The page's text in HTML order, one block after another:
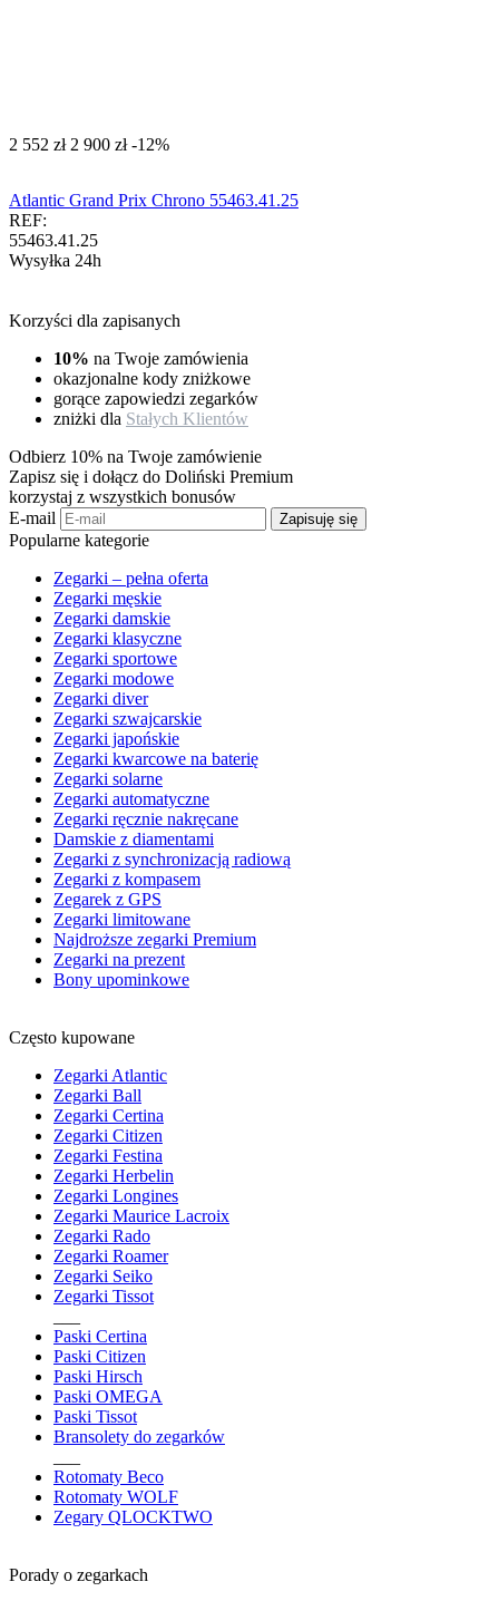
‍2 552‍ zł ‍2 900‍ zł -12%
Atlantic Grand Prix Chrono 55463.41.25
REF:
55463.41.25
Wysyłka 24h
Korzyści dla zapisanych
10% na Twoje zamówienia
okazjonalne kody zniżkowe
gorące zapowiedzi zegarków
zniżki dla Stałych Klientów
Odbierz 10% na Twoje zamówienie
Zapisz się i dołącz do Doliński Premium
korzystaj z wszystkich bonusów
E-mail
Zapisuję się
Popularne kategorie
Zegarki – pełna oferta
Zegarki męskie
Zegarki damskie
Zegarki klasyczne
Zegarki sportowe
Zegarki modowe
Zegarki diver
Zegarki szwajcarskie
Zegarki japońskie
Zegarki kwarcowe na baterię
Zegarki solarne
Zegarki automatyczne
Zegarki ręcznie nakręcane
Damskie z diamentami
Zegarki z synchronizacją radiową
Zegarki z kompasem
Zegarek z GPS
Zegarki limitowane
Najdroższe zegarki Premium
Zegarki na prezent
Bony upominkowe
Często kupowane
Zegarki Atlantic
Zegarki Ball
Zegarki Certina
Zegarki Citizen
Zegarki Festina
Zegarki Herbelin
Zegarki Longines
Zegarki Maurice Lacroix
Zegarki Rado
Zegarki Roamer
Zegarki Seiko
Zegarki Tissot
Paski Certina
Paski Citizen
Paski Hirsch
Paski OMEGA
Paski Tissot
Bransolety do zegarków
Rotomaty Beco
Rotomaty WOLF
Zegary QLOCKTWO
Porady o zegarkach